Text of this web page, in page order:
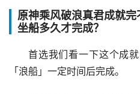
原神乘风破浪真君成就
坐船多久才完成？
首选我们看一下这个成
「浪船」一定时间后完成。